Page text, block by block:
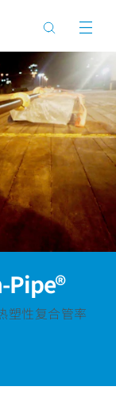
Pipe®
塑性复合管率